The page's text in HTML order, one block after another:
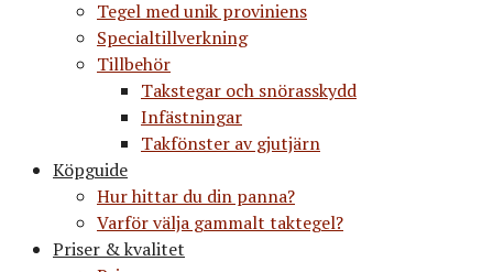
Tegel med unik proviniens
Specialtillverkning
Tillbehör
Takstegar och snörasskydd
Infästningar
Takfönster av gjutjärn
Köpguide
Hur hittar du din panna?
Varför välja gammalt taktegel?
Priser & kvalitet